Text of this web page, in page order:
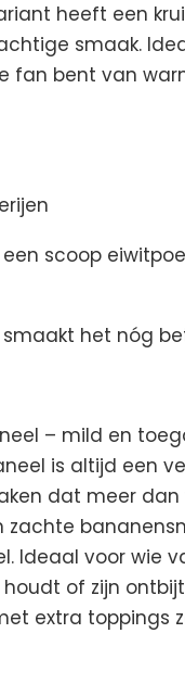
heeft een
smaak.
fan bent van
scoop
het nóg
– mild en
is altijd een
dat meer dan
zachte
Ideaal voor wie
of zijn
extra toppings